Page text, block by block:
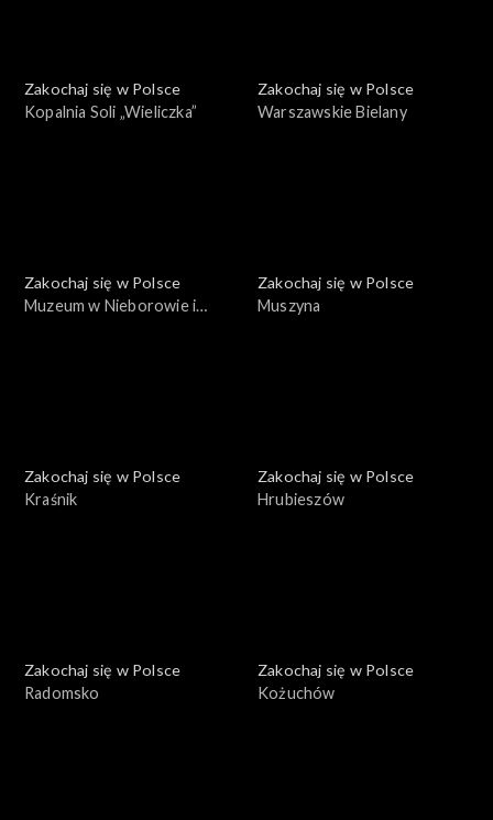
Zakochaj się w Polsce
Kopalnia Soli „Wieliczka”
Zakochaj się w Polsce
Warszawskie Bielany
Zakochaj się w Polsce
Muzeum w Nieborowie i
Zakochaj się w Polsce
Muszyna
Zakochaj się w Polsce
Kraśnik
Zakochaj się w Polsce
Hrubieszów
Zakochaj się w Polsce
Radomsko
Zakochaj się w Polsce
Kożuchów